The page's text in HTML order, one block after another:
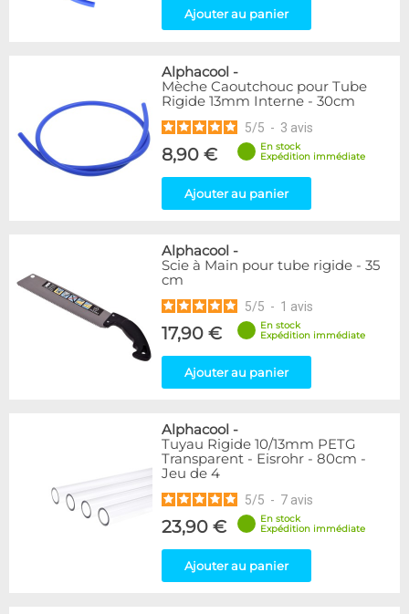
Ajouter au panier
Alphacool -
Mèche Caoutchouc pour Tube
Rigide 13mm Interne - 30cm
5/5 - 3 avis
8,90 €
En stock
Expédition immédiate
Ajouter au panier
Alphacool -
Scie à Main pour tube rigide - 35
cm
5/5 - 1 avis
17,90 €
En stock
Expédition immédiate
Ajouter au panier
Alphacool -
Tuyau Rigide 10/13mm PETG
Transparent - Eisrohr - 80cm -
Jeu de 4
5/5 - 7 avis
23,90 €
En stock
Expédition immédiate
Ajouter au panier